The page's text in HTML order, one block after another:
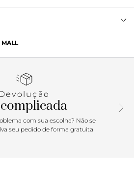
quadrado e aplicação de
cor do modelo. Salto baixo
mundo AMA! O mocassim
de bridão na mesma cor do
muito mais interessante, e promete
MALL
Devolução
com sua escolha? Não se
seu pedido de forma gratuita